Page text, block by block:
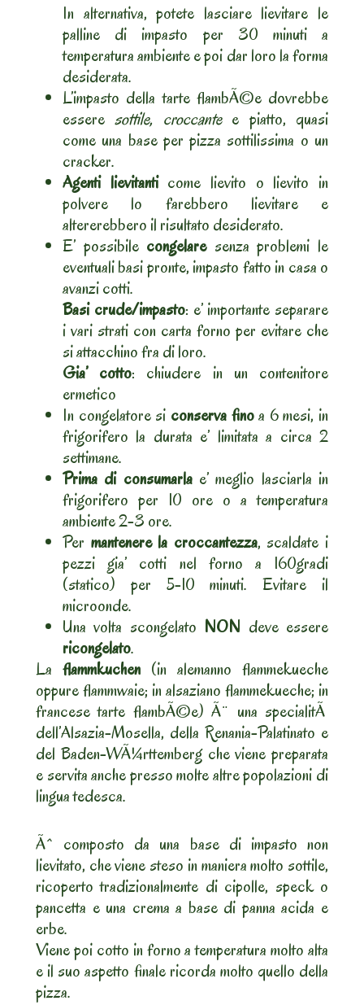
In alternativa, potete lasciare lievitare le
palline di impasto per 30 minuti a
temperatura ambiente e poi dar loro la forma
desiderata.
L’impasto della tarte flambÃ©e dovrebbe
esseresottile, croccantee piatto, quasi
come una base per pizza sottilissima o un
cracker.
Agenti lievitanticome lievito o lievito in
polvere lo farebbero lievitare e
altererebbero il risultato desiderato.
E’ possibile congelaresenza problemi le
eventuali basi pronte, impasto fatto in casa o
avanzi cotti.
Basi crude/impasto: e’ importante separare
i vari strati con carta forno per evitare che
si attacchino fra di loro.
Gia’ cotto: chiudere in un contenitore
ermetico
In congelatore si conserva finoa 6 mesi, in
frigorifero la durata e’ limitata a circa 2
settimane.
Prima di consumarlae’ meglio lasciarla in
frigorifero per 10 ore o a temperatura
ambiente 2-3 ore.
Per mantenere la croccantezza, scaldate i
pezzi gia’ cotti nel forno a 160gradi
(statico) per 5-10 minuti. Evitare il
microonde.
Una volta scongelato NON deve essere
ricongelato.
La flammkuchen (in alemanno flammekueche
oppure flammwaie; in alsaziano flammekueche; in
francese tarte flambÃ©e) Ã¨ una specialitÃ
dell’Alsazia-Mosella, della Renania-Palatinato e
del Baden-WÃ¼rttemberg che viene preparata
e servita anche presso molte altre popolazioni di
lingua tedesca.
Ãˆ composto da una base di impasto non
lievitato, che viene steso in maniera molto sottile,
ricoperto tradizionalmente di cipolle, speck o
pancetta e una crema a base di panna acida e
erbe.
Viene poi cotto in forno a temperatura molto alta
e il suo aspetto finale ricorda molto quello della
pizza.